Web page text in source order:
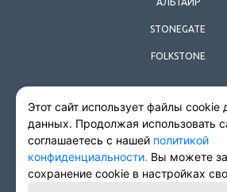
© 2026 Все права
АЛЬТАИР
STONEGATE
FOLKSTONE
Политика
Согласие на обработку
Этот сайт использует файлы cookie
данных. Продолжая использовать
соглашаетесь с нашей политикой
конфиденциальности. Вы можете
сохранение cookie в настройках